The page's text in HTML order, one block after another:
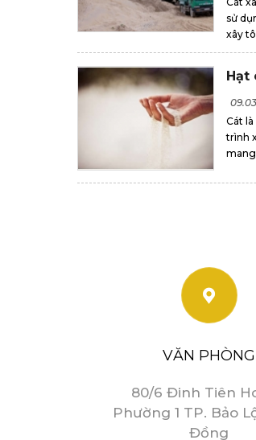
sử
xây
Hạt
Cát
trình
mang
VĂN PHÒNG
80/6 Đinh Tiên
Phường 1 TP. Bảo
Đồng